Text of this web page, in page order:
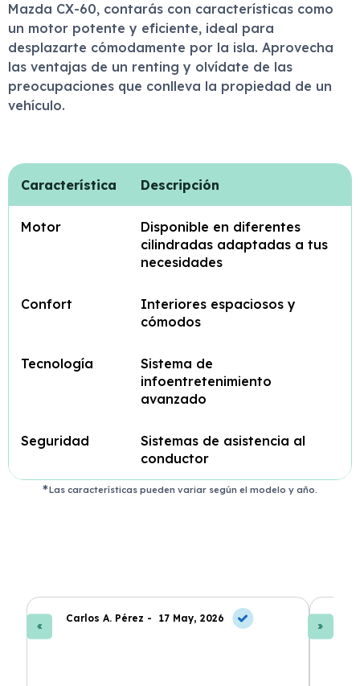
Mazda CX-60, contarás con características como
un motor potente y eficiente, ideal para
desplazarte cómodamente por la isla. Aprovecha
las ventajas de un renting y olvídate de las
preocupaciones que conlleva la propiedad de un
vehículo.
Característica Descripción
Motor
Disponible en diferentes
cilindradas adaptadas a tus
necesidades
Confort
Interiores espaciosos y
cómodos
Tecnología
Sistema de
infoentretenimiento
avanzado
Seguridad
Sistemas de asistencia al
conductor
Las características pueden variar según el modelo y año.
Carlos A. Pérez - 17 May, 2026